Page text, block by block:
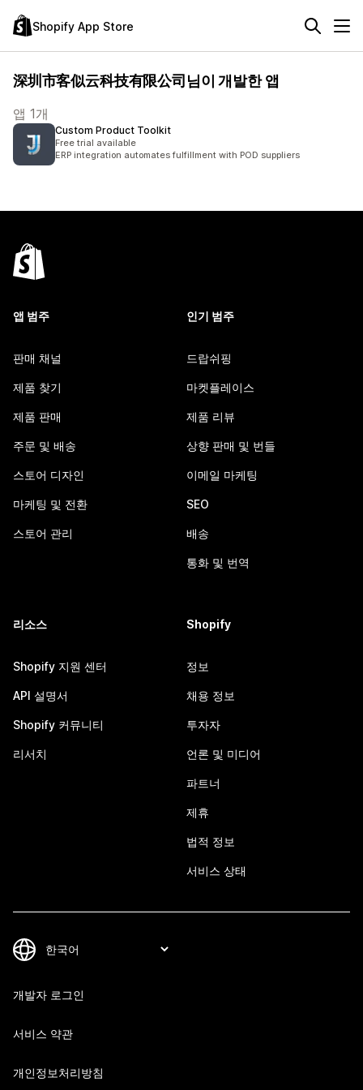
Shopify App Store
深圳市客似云科技有限公司님이 개발한 앱
앱 1개
Custom Product Toolkit
Free trial available
ERP integration automates fulfillment with POD suppliers
앱 범주
판매 채널
제품 찾기
제품 판매
주문 및 배송
스토어 디자인
마케팅 및 전환
스토어 관리
인기 범주
드랍쉬핑
마켓플레이스
제품 리뷰
상향 판매 및 번들
이메일 마케팅
SEO
배송
통화 및 번역
리소스
Shopify 지원 센터
API 설명서
Shopify 커뮤니티
리서치
Shopify
정보
채용 정보
투자자
언론 및 미디어
파트너
제휴
법적 정보
서비스 상태
개발자 로그인
서비스 약관
개인정보처리방침